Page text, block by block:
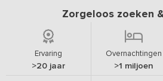
Zorgeloos zoeken
Ervaring
>20 jaar
Overnachtingen
>1 miljoen